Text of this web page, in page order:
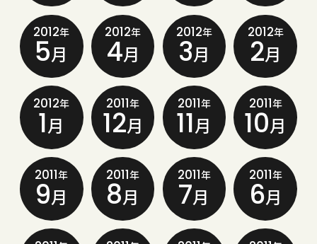
2012年
5月
2012年
4月
2012年
3月
2012年
2月
2012年
1月
2011年
12月
2011年
11月
2011年
10月
2011年
9月
2011年
8月
2011年
7月
2011年
6月